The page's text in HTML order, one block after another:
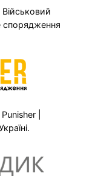
спорядження
|